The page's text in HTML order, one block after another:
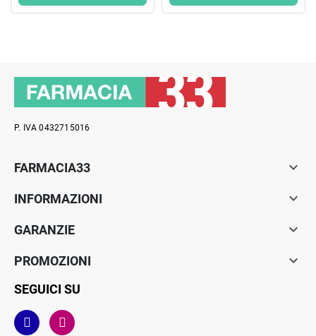
P. IVA 0432715016
FARMACIA33 
INFORMAZIONI 
GARANZIE 
PROMOZIONI 
SEGUICI SU